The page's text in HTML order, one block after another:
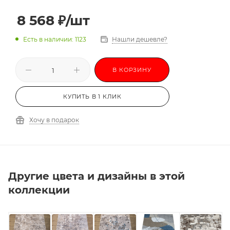
3,0х5,5 3,0х6,0
8 568 ₽/шт
Есть в наличии: 1123 Нашли дешевле?
В КОРЗИНУ
КУПИТЬ В 1 КЛИК
Хочу в подарок
Другие цвета и дизайны в этой
коллекции